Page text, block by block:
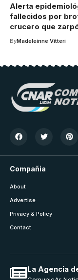
Alerta
fallecidos por
crucero que
ByMadeleinne Vitteri
Compañia
About
Advertise
Privacy & Policy
Contact
La Agencia